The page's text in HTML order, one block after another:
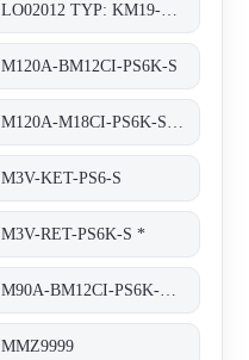
M120A-BM12CI-PS6K-S
M3V-KET-PS6-S
M3V-RET-PS6K-S *
MMZ9999